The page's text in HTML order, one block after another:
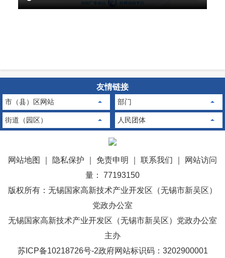
友情链接
市（县）区网站 部门
街道（园区） 人民团体
网站地图 隐私保护 免责申明 联系我们
网站访问
量： 77193150
版权所有：无锡国家高新技术产业开发区（无锡市新吴区）
党政办公室
无锡国家高新技术产业开发区（无锡市新吴区）党政办公室
主办
苏ICP备10218726号-2政府网站标识码：3202900001